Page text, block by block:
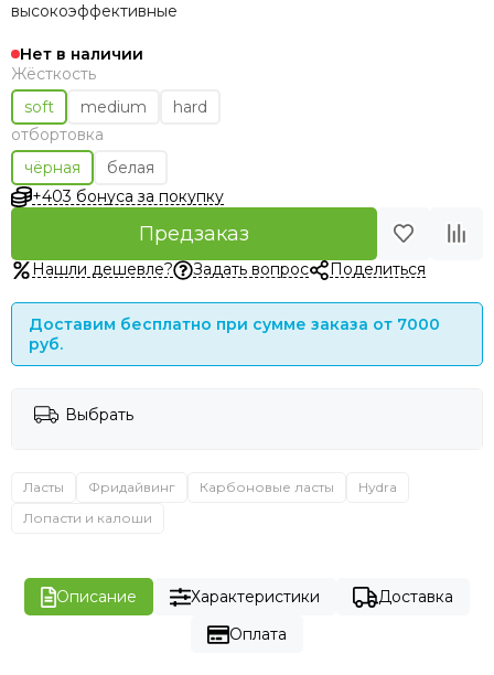
высокоэффективные
Нет в наличии
Жёсткость
soft
medium
hard
отбортовка
чёрная
белая
+403 бонуса за покупку
Предзаказ
Нашли дешевле? Задать вопрос Поделиться
Доставим бесплатно при сумме заказа от 7000
руб.
Выбрать
Ласты Фридайвинг Карбоновые ласты
Hydra
Лопасти и калоши
Описание Характеристики
Доставка
Оплата